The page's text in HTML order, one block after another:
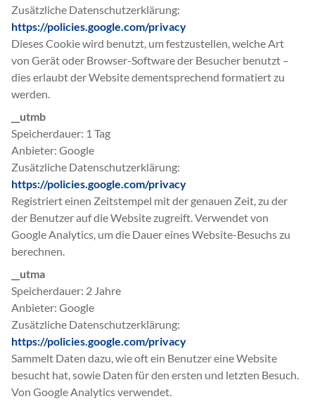
Zusätzliche Datenschutzerklärung
https://policies.google.com/privacy
Dieses Cookie wird benutzt, um festzustellen, welche Art
von Gerät oder Browser-Software der Besucher benutzt –
dies erlaubt der Website dementsprechend formatiert zu
werden.
__utmb
Speicherdauer 1 Tag
Anbieter Google
Zusätzliche Datenschutzerklärung
https://policies.google.com/privacy
Registriert einen Zeitstempel mit der genauen Zeit, zu der
der Benutzer auf die Website zugreift. Verwendet von
Google Analytics, um die Dauer eines Website-Besuchs zu
berechnen.
__utma
Speicherdauer 2 Jahre
Anbieter Google
Zusätzliche Datenschutzerklärung
https://policies.google.com/privacy
Sammelt Daten dazu, wie oft ein Benutzer eine Website
besucht hat, sowie Daten für den ersten und letzten Besuch.
Von Google Analytics verwendet.